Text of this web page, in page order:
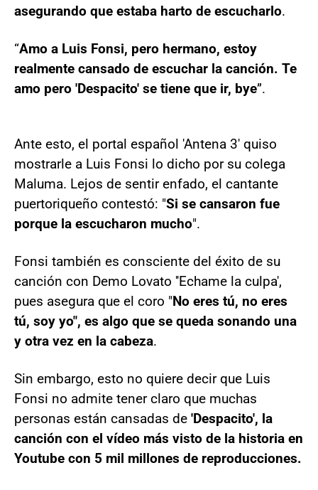
asegurando que estaba harto de escucharlo.
“Amo a Luis Fonsi, pero hermano, estoy
realmente cansado de escuchar la canción. Te
amo pero 'Despacito' se tiene que ir, bye”.
Ante esto, el portal español 'Antena 3' quiso
mostrarle a Luis Fonsi lo dicho por su colega
Maluma. Lejos de sentir enfado, el cantante
puertoriqueño contestó: "Si se cansaron fue
porque la escucharon mucho".
Fonsi también es consciente del éxito de su
canción con Demo Lovato ''Echame la culpa',
pues asegura que el coro "No eres tú, no eres
tú, soy yo", es algo que se queda sonando una
y otra vez en la cabeza.
Sin embargo, esto no quiere decir que Luis
Fonsi no admite tener claro que muchas
personas están cansadas de 'Despacito', la
canción con el vídeo más visto de la historia en
Youtube con 5 mil millones de reproducciones.